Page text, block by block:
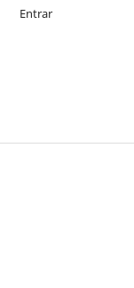
Entrar